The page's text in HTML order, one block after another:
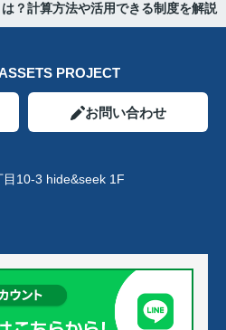
？計算方法や活用できる制度を解説
PROJECT
お問い合わせ
10-3 hide&seek 1F